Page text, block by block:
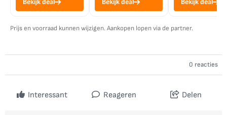
Bekijk deal Bekijk deal Bekijk deal
Prijs en voorraad kunnen wijzigen. Aankopen lopen via de partner.
0 reacties
Interessant Reageren Delen